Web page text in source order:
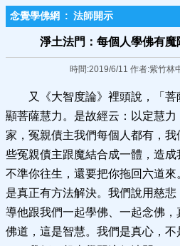
念覺學佛網 : 法師開示
淨土法門：每個人學佛有
時間:2019/6/11 作者:紫竹林
又《大智度論》裡頭說，「
顯菩薩慧力。是故經云：以定慧
家，冤親債主我們每個人都有，
些冤親債主跟魔結合成一體，造
不準你往生，還要把你拖回六道
是真正有方法解決。我們說用慈
導他跟我們一起學佛、一起念佛
佛道，這是智慧。我們是真心，